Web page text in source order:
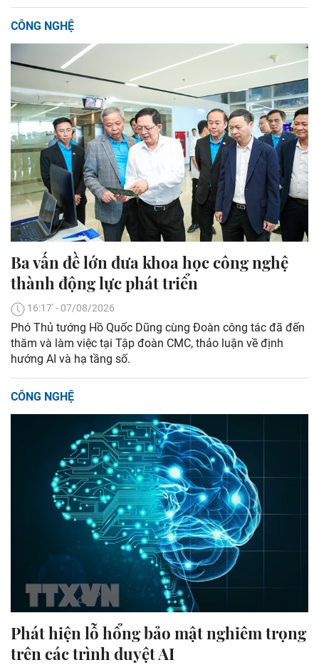
CÔNG NGHỆ
Ba vấn đề lớn đưa khoa học công nghệ
thành động lực phát triển
16:17' - 07/08/2026
Phó Thủ tướng Hồ Quốc Dũng cùng Đoàn công tác đã đến
thăm và làm việc tại Tập đoàn CMC, thảo luận về định
hướng AI và hạ tầng số.
CÔNG NGHỆ
Phát hiện lỗ hổng bảo mật nghiêm trọng
trên các trình duyệt AI